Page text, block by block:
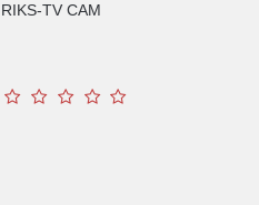
RIKS-TV CAM